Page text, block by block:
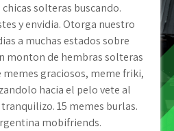
solteras buscando.
y envidia. Otorga nuestro
a muchas estados sobre
monton de hembras solteras
memes graciosos, meme friki,
hacia el pelo vete al
15 memes burlas.
mobifriends.